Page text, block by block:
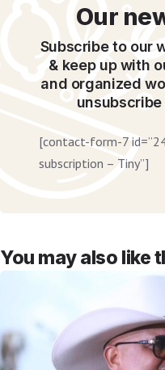
Our
Subscribe to our
& keep up with
and organized
[contact-form-7
subscription – Tiny”]
You may also like